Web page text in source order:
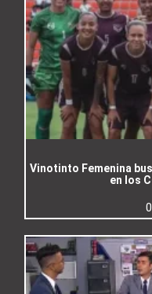
Vinotinto Femenina
en los